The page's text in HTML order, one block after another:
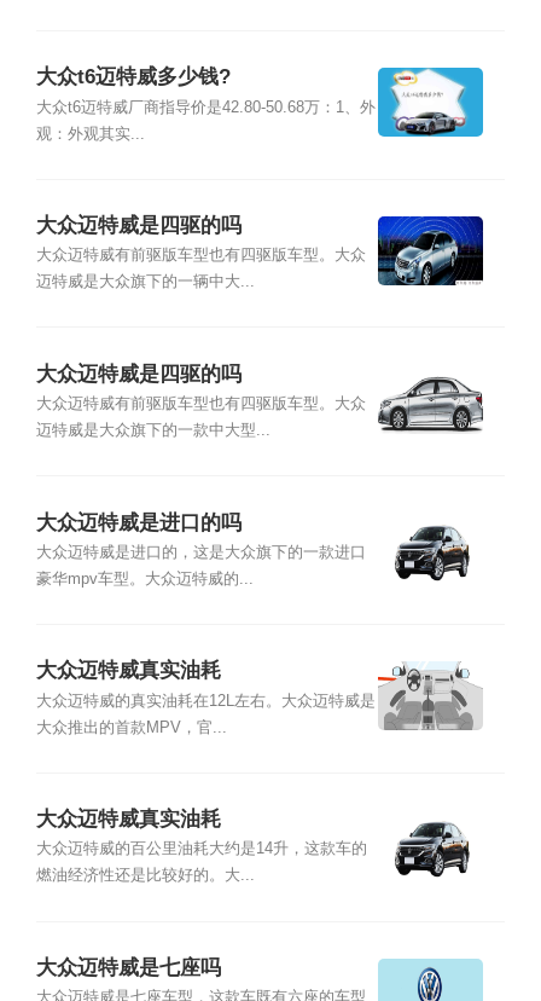
大众t6迈特威多少钱?
大众t6迈特威厂商指导价是42.80-50.68万：1、外
观：外观其实...
大众迈特威是四驱的吗
大众迈特威有前驱版车型也有四驱版车型。大众
迈特威是大众旗下的一辆中大...
大众迈特威是四驱的吗
大众迈特威有前驱版车型也有四驱版车型。大众
迈特威是大众旗下的一款中大型...
大众迈特威是进口的吗
大众迈特威是进口的，这是大众旗下的一款进口
豪华mpv车型。大众迈特威的...
大众迈特威真实油耗
大众迈特威的真实油耗在12L左右。大众迈特威是
大众推出的首款MPV，官...
大众迈特威真实油耗
大众迈特威的百公里油耗大约是14升，这款车的
燃油经济性还是比较好的。大...
大众迈特威是七座吗